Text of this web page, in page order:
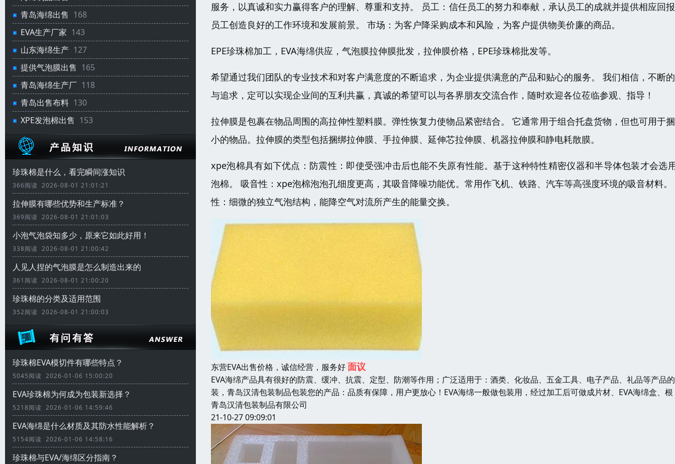
青岛海绵出售 168
EVA生产厂家 143
山东海绵生产 127
提供气泡膜出售 165
青岛海绵生产厂 118
青岛出售布料 130
XPE发泡棉出售 153
珍珠棉是什么，看完瞬间涨知识
366阅读 2026-08-01 21:01:21
拉伸膜有哪些优势和生产标准？
369阅读 2026-08-01 21:01:03
小泡气泡袋知多少，原来它如此好用！
338阅读 2026-08-01 21:00:42
人见人捏的气泡膜是怎么制造出来的
361阅读 2026-08-01 21:00:20
珍珠棉的分类及适用范围
352阅读 2026-08-01 21:00:03
珍珠棉EVA模切件有哪些特点？
5045阅读 2026-01-06 15:00:20
EVA珍珠棉为何成为包装新选择？
5218阅读 2026-01-06 14:59:46
EVA海绵是什么材质及其防水性能解析？
5154阅读 2026-01-06 14:58:16
珍珠棉与EVA/海绵区分指南？
服务，以真诚和实力赢得客户的理解、尊重和支持。 员工：信任员工的努力和奉献，承认员工的成就并提供相应回
员工创造良好的工作环境和发展前景。 市场：为客户降采购成本和风险，为客户提供物美价廉的商品。
EPE珍珠棉加工，EVA海绵供应，气泡膜拉伸膜批发，拉伸膜价格，EPE珍珠棉批发等。
希望通过我们团队的专业技术和对客户满意度的不断追求，为企业提供满意的产品和贴心的服务。 我们相信，不断
与追求，定可以实现企业间的互利共赢，真诚的希望可以与各界朋友交流合作，随时欢迎各位莅临参观、指导！
拉伸膜是包裹在物品周围的高拉伸性塑料膜。弹性恢复力使物品紧密结合。 它通常用于组合托盘货物，但也可用于
小的物品。拉伸膜的类型包括捆绑拉伸膜、手拉伸膜、延伸芯拉伸膜、机器拉伸膜和静电耗散膜。
xpe泡棉具有如下优点：防震性：即使受强冲击后也能不失原有性能。基于这种特性精密仪器和半导体包装才会选
泡棉。 吸音性：xpe泡棉泡泡孔细度更高，其吸音降噪功能优。常用作飞机、铁路、汽车等高强度环境的吸音材料。
性：细微的独立气泡结构，能降空气对流所产生的能量交换。
东营EVA出售价格，诚信经营，服务好面议
EVA海绵产品具有很好的防震、缓冲、抗震、定型、防潮等作用；广泛适用于：酒类、化妆品、五金工具、电子产品、礼品等产品
装，青岛汉清包装制品包装您的产品：品质有保障，用户更放心！EVA海绵一般做包装用，经过加工后可做成片材、EVA海绵盒、根
青岛汉清包装制品有限公司
21-10-27 09:09:01